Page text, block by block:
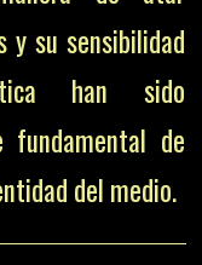
y su sensibilidad
han sido
fundamental de
del medio.